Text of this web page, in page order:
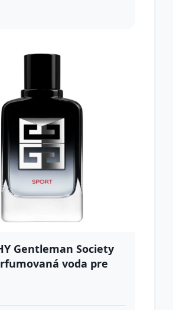
Gentleman Society
voda pre
ml